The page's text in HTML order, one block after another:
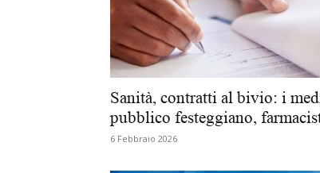
Sanità, contratti al bivio: i
pubblico festeggiano,
6 Febbraio 2026